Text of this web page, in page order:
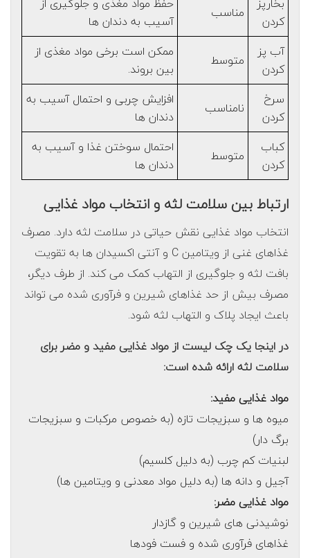
کردن
مناسب
آسیب به دندان ها
آب پز
کردن
متوسط
ممکن است برخی مواد مغذی از
بین بروند.
سرخ
کردن
نامناسب
افزایش چربی و احتمال آسیب به
دندان ها
کباب
کردن
متوسط
احتمال سوختن غذا و آسیب به
دندان ها
ارتباط بین سلامت لثه و انتخاب مواد غذایی
انتخاب مواد غذایی نقش حیاتی در سلامت لثه دارد. مصرف
غذاهای غنی از ویتامین C و آنتی اکسیدان ها به تقویت
بافت لثه و جلوگیری از التهاب کمک می کند. از طرف دیگر،
مصرف بیش از حد غذاهای شیرین و فرآوری شده می تواند
باعث ایجاد پلاک و التهاب لثه شود.
در اینجا یک چک لیست از مواد غذایی مفید و مضر برای
سلامت لثه ارائه شده است:
مواد غذایی مفید:
میوه ها و سبزیجات تازه (به خصوص مرکبات و سبزیجات
برگ دار)
لبنیات کم چرب (به دلیل کلسیم)
آجیل و دانه ها (به دلیل مواد معدنی و ویتامین ها)
مواد غذایی مضر:
نوشیدنی های شیرین و گازدار
غذاهای فرآوری شده و فست فودها